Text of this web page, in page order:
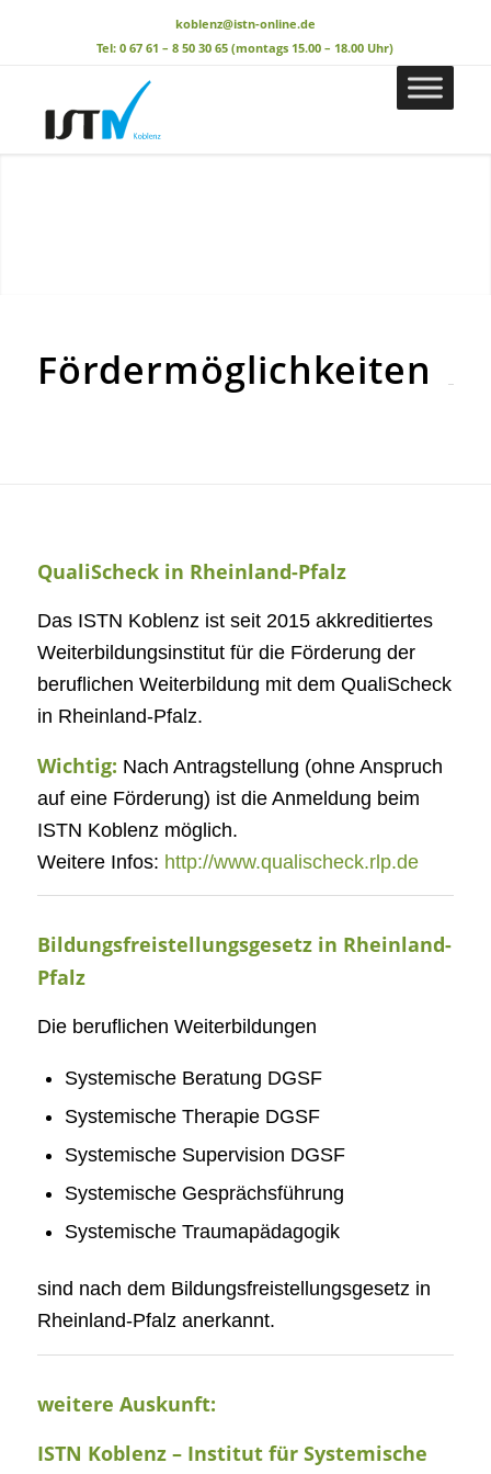
koblenz@istn-online.de
Tel: 0 67 61 – 8 50 30 65 (montags 15.00 – 18.00 Uhr)
Fördermöglichkeiten
QualiScheck in Rheinland-Pfalz
Das ISTN Koblenz ist seit 2015 akkreditiertes
Weiterbildungsinstitut für die Förderung der
beruflichen Weiterbildung mit dem QualiScheck
in Rheinland-Pfalz.
Wichtig: Nach Antragstellung (ohne Anspruch
auf eine Förderung) ist die Anmeldung beim
ISTN Koblenz möglich.
Weitere Infos: http://www.qualischeck.rlp.de
Bildungsfreistellungsgesetz in Rheinland-
Pfalz
Die beruflichen Weiterbildungen
Systemische Beratung DGSF
Systemische Therapie DGSF
Systemische Supervision DGSF
Systemische Gesprächsführung
Systemische Traumapädagogik
sind nach dem Bildungsfreistellungsgesetz in
Rheinland-Pfalz anerkannt.
weitere Auskunft:
ISTN Koblenz – Institut für Systemische